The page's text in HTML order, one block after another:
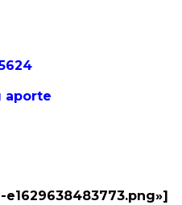
aporte